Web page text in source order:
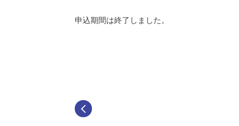
申込期間は終了しました。